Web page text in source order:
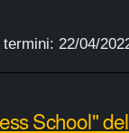
22/04/
School"